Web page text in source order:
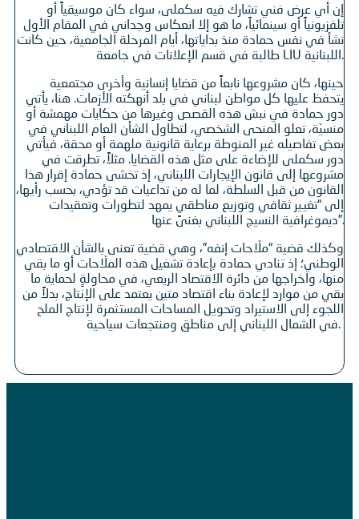
إن أي عرض فني تشارك فيه سكملى، سواء كان موسيقياً أو
تلفزيونياً أو سينمائياً، ما هو إلا انعكاس وجداني في المقام الأول
نشأ في نفس حمادة منذ بداياتها، أيام المرحلة الجامعية، حين كانت
طالبة في قسم الإعلانات في جامعة LIU اللبنانية.
حينها، كان مشروعها نابعاً من قضايا إنسانية وأخرى مجتمعية
يتحفظ عليها كل مواطن لبناني في بلد أنهكته الأزمات. هنا، يأتي
دور حمادة في نبش هذه القصص وغيرها من حكايات مهمشة أو
منسيّة، تعلو المنحى الشخصي، لتطاول الشأن العام اللبناني في
بعض تفاصيله غير المنوطة برعاية قانونية ملهمة أو محقة، فيأتي
دور سكملى للإضاءة على مثل هذه القضايا. مثلاً، تطرقت في
مشروعها إلى قانون الإيجارات اللبناني، إذ تخشى حمادة إقرار هذا
القانون من قبل السلطة، لما له من تداعيات قد تؤدي، بحسب رأيها،
إلى “تغيير ثقافي وتوزيع مناطقي يمهد لتطورات وتعقيدات
ديموغرافية النسيج اللبناني بغنىً عنها”.
وكذلك قضية “ملّاحات إنفه”، وهي قضية تعنى بالشأن الاقتصادي
الوطني؛ إذ تنادي حمادة بإعادة تشغيل هذه الملّاحات أو ما بقي
منها، واخراجها من دائرة الاقتصاد الريعي، في محاولةٍ لحماية ما
بقي من موارد لإعادة بناء اقتصاد متين يعتمد على الإنتاج، بدلاً من
اللجوء إلى الاستيراد وتحويل المساحات المستثمرة لإنتاج الملح
في الشمال اللبناني إلى مناطق ومنتجعات سياحية.